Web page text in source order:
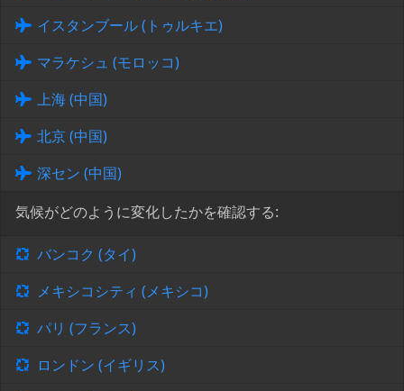
イスタンブール (トゥルキエ)
マラケシュ (モロッコ)
上海 (中国)
北京 (中国)
深セン (中国)
気候がどのように変化したかを確認する:
バンコク (タイ)
メキシコシティ (メキシコ)
パリ (フランス)
ロンドン (イギリス)